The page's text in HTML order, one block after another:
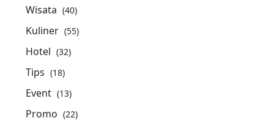
Wisata (40)
Kuliner (55)
Hotel (32)
Tips (18)
Event (13)
Promo (22)